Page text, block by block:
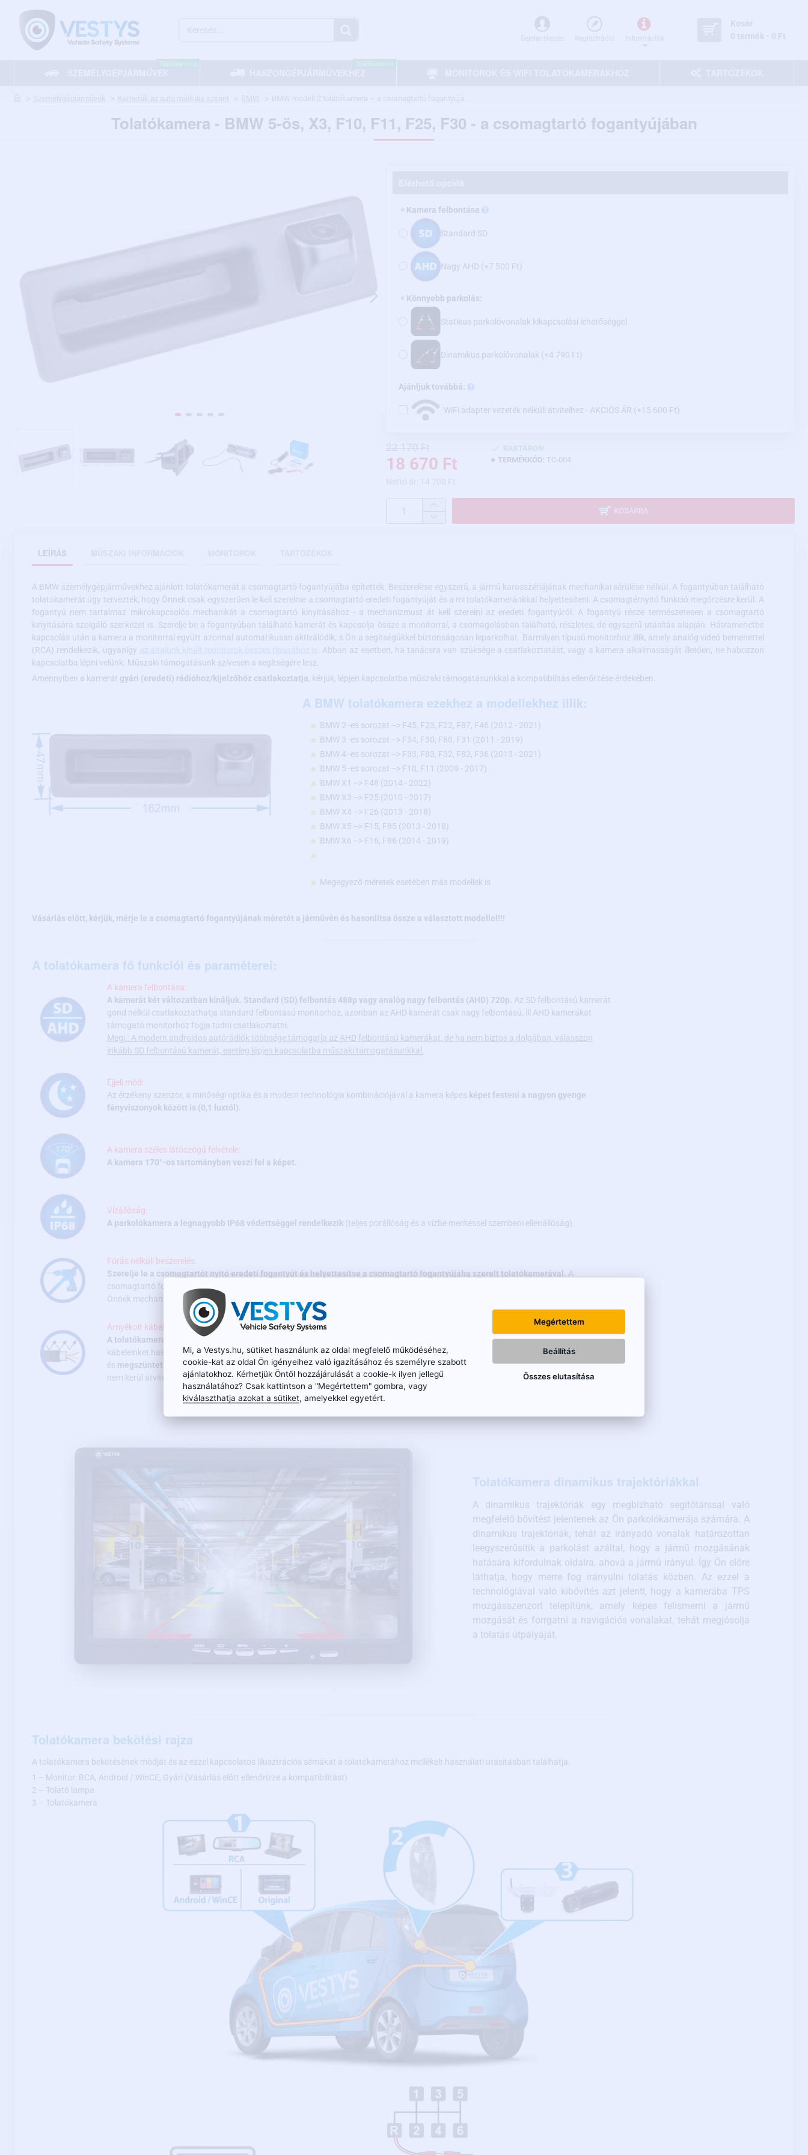
SZEMÉLYGÉPJÁRMŰVEK
Tolatókamera
HASZONGÉPJÁRMŰVEKHEZ
Tolatókamera
Tolatókamera - BMW 5-ös, X3, F10, F11, F25, F30 - a csomagtartó fogantyújában
18 670 Ft
RAKTÁRON
TERMÉKKÓD: TC-004
Kamera felbontása
Standard SD
Nagy AHD (+7 500 Ft)
Könnyebb parkolás:
Statikus parkolóvonalak kikapcsolási lehetőséggel
Dinamikus parkolóvonalak (+4 790 Ft)
Ajánljuk továbbá:
WiFi adapter vezeték nélküli átvitelhez - AKCIÓS ÁR (+15 600 Ft)
KOSÁRBA
LEÍRÁS
A BMW személygépjárművekhez ajánlott tolatókamerát a csomagtartó fogantyújába építették. Beszerelése egyszerű, a jármű karosszériájának mechanikai sérülése nélkül. A fogantyúban található
tolatókamerát úgy tervezték, hogy Önnek csak egyszerűen le kell szerelnie a csomagtartó eredeti fogantyúját és a mi tolatókameránkkal helyettesíteni. A csomagtérnyitó funkció megőrzésre kerül. A
fogantyú nem tartalmaz mikrokapcsolós mechanikát a csomagtartó kinyitásához - a mechanizmust át kell szerelni az eredeti fogantyúról. A fogantyú része természetesen a csomagtartó
kinyitására szolgáló szerkezet is. Szerelje be a fogantyúban található kamerát és kapcsolja össze a monitorral, a csomagolásban található, részletes, de egyszerű utasítás alapján. Hátramenetbe
kapcsolás után a kamera a monitorral együtt azonnal automatikusan aktiválódik, s Ön a segítségükkel biztonságosan leparkolhat. Bármilyen típusú monitorhoz illik, amely analóg videó bemenettel
(RCA) rendelkezik, ugyanígy az általunk kínált monitorok összes típusához is . Abban az esetben, ha tanácsra van szüksége a csatlakoztatást, vagy a kamera alkalmasságát illetően, ne habozzon
kapcsolatba lépni velünk. Műszaki támogatásunk szívesen a segítségére lesz.
Amennyiben a kamerát gyári (eredeti) rádióhoz/kijelzőhöz csatlakoztatja, kérjük, lépjen kapcsolatba műszaki támogatásunkkal a kompatibilitás ellenőrzése érdekében.
A BMW tolatókamera ezekhez a modellekhez illik:
BMW 2 -es sorozat --> F45, F23, F22, F87, F46 (2012 - 2021)
BMW 3 -es sorozat --> F34, F30, F80, F31 (2011 - 2019)
BMW 4 -es sorozat --> F33, F83, F32, F82, F36 (2013 - 2021)
BMW 5 -es sorozat --> F10, F11 (2009 - 2017)
BMW X1 --> F48 (2014 - 2022)
BMW X3 --> F25 (2010 - 2017)
BMW X4 --> F26 (2013 - 2018)
BMW X5 --> F15, F85 (2013 - 2018)
BMW X6 --> F16, F86 (2014 - 2019)
Megegyező méretek esetében más modellek is
Vásárlás előtt, kérjük, mérje le a csomagtartó fogantyújának méretét a járművén és hasonlítsa össze a választott modellel!!!
A tolatókamera fő funkciói és paraméterei:
A kamera felbontása:
A kamerát két változatban kínáljuk. Standard (SD) felbontás 488p vagy analóg nagy felbontás (AHD) 720p. Az SD felbontású kamerát
gond nélkül csatlakoztathatja standard felbontású monitorhoz, azonban az AHD kamerát csak nagy felbontású, ill AHD kamerákat
támogató monitorhoz fogja tudni csatlakoztatni.
Megj.: A modern androidos autórádiók többsége támogatja az AHD felbontású kamerákat, de ha nem biztos a dolgában, válasszon
inkább SD felbontású kamerát, esetleg lépjen kapcsolatba műszaki támogatásunkkal.
Éjjeli mód:
Az érzékeny szenzor, a minőségi optika és a modern technológia kombinációjával a kamera képes képet festeni a nagyon gyenge
fényviszonyok között is (0,1 luxtól).
A kamera széles látószögű felvétele:
A kamera 170°-os tartományban veszi fel a képet.
Vízállóság:
A parkolókamera a legnagyobb IP68 védettséggel rendelkezik (teljes porállóság és a vízbe merítéssel szembeni ellenállóság).
Fúrás nélküli beszerelés:
Szerelje le a csomagtartót nyitó eredeti fogantyút és helyettesítse a csomagtartó fogantyújába szerelt tolatókamerával. A
csomagtartó fogantyújában található tolatókamerát úgy tervezték, hogy pontosan illeszkedjen a fogantyú eredeti helyére anélkül, hogy
Önnek mechanikusan be kellene avatkoznia a jármű karosszériájába.
Árnyékolt kábelek:
A tolatókamera csomag részei az árnyékolt kábelek is.
Mivel aránylag hosszú kábeles átvitelről van szó, ezért fontos, hogy a mi árnyékolt
kábeleinket használja.A magasabb szabványú kábelek, amelyeket kameráinkban találhat, minőségi képátvitelt biztosítanak a monitorba
és megszüntetik a környező zavaró jeleket . A rossz minőségű kábelek a videó helytelen átvitelét okozhatják (pl. villogás, a kép egyáltalán
nem kerül átvitelre és hasonlók), az autó kábelezését pedig senki sem szeretné kétszer elvégezni.
Tolatókamera dinamikus trajektóriákkal
A dinamikus trajektóriák egy megbízható segítőtárssal való
megfelelő bővítést jelentenek az Ön parkolókamerája számára. A
dinamikus trajektóriák, tehát az irányadó vonalak határozottan
leegyszerűsítik a parkolást azáltal, hogy a jármű mozgásának
hatására kifordulnak oldalra, ahová a jármű irányul. Így Ön előre
láthatja, hogy merre fog irányulni tolatás közben. Az ezzel a
technológiával való kibővítés azt jelenti, hogy a kamerába TPS
mozgásszenzort telepítünk, amely képes felismerni a jármű
mozgását és forrgatni a navigációs vonalakat, tehát megjósolja
a tolatás útpályáját.
Tolatókamera bekötési rajza
A tolatókamera bekötésének módját és az ezzel kapcsolatos illusztrációs sémákat a tolatókamerához mellékelt használati utasításban találhatja.
1 – Monitor: RCA, Android / WinCE, Gyári (Vásárlás előtt ellenőrizze a kompatibilitást)
2 – Tolató lampa
3 – Tolatókamera
Mi, a Vestys.hu, sütiket használunk az oldal megfelelő működéséhez,
cookie-kat az oldal Ön igényeihez való igazításához és személyre szabott
ajánlatokhoz. Kérhetjük Öntől hozzájárulását a cookie-k ilyen jellegű
használatához? Csak kattintson a "Megértettem" gombra, vagy
kiválaszthatja azokat a sütiket, amelyekkel egyetért.
Megértettem
Beállítás
Összes elutasítása